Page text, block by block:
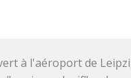
à l'aéroport de